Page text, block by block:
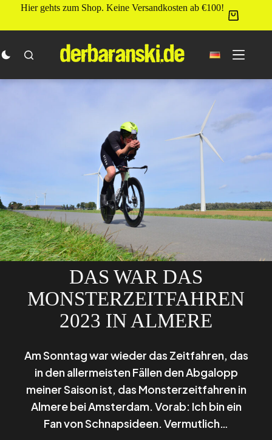
Hier gehts zum Shop. Keine Versandkosten ab €100!
DAS WAR DAS
MONSTERZEITFAHREN
2023 IN ALMERE
Am Sonntag war wieder das Zeitfahren, das
in den allermeisten Fällen den Abgalopp
meiner Saison ist, das Monsterzeitfahren in
Almere bei Amsterdam. Vorab: Ich bin ein
Fan von Schnapsideen. Vermutlich…